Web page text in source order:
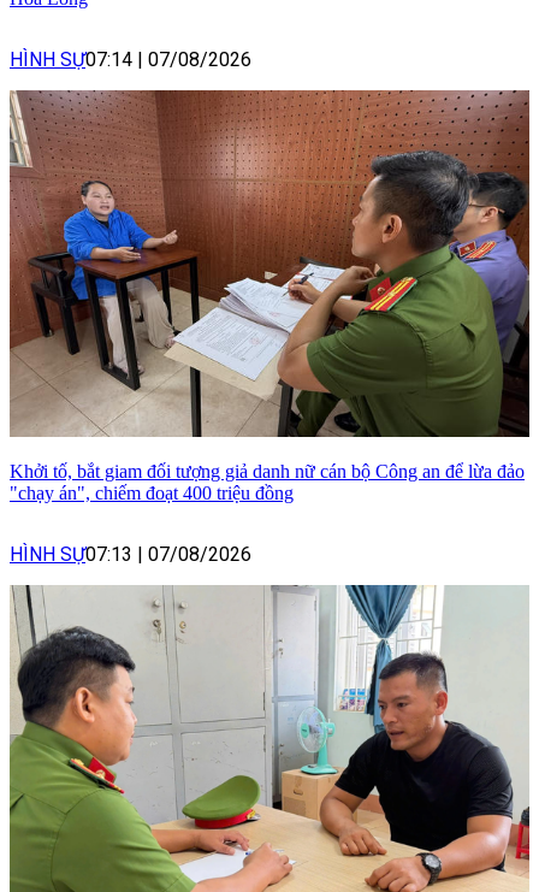
HÌNH SỰ07:14 07/08/2026
Khởi tố, bắt giam đối tượng giả danh nữ cán bộ Công an để lừa đảo
"chạy án", chiếm đoạt 400 triệu đồng
HÌNH SỰ07:13 07/08/2026